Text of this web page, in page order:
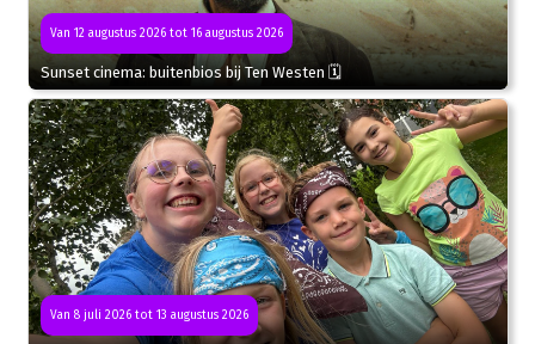
Van 12 augustus 2026 tot 16 augustus 2026
Sunset cinema: buitenbios bij Ten Westen 🗓
Van 8 juli 2026 tot 13 augustus 2026